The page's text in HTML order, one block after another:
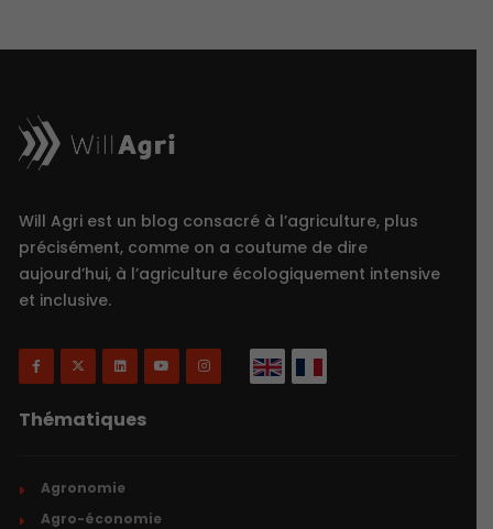
Will Agri est un blog consacré à l’agriculture, plus
précisément, comme on a coutume de dire
aujourd’hui, à l’agriculture écologiquement intensive
et inclusive.
Thématiques
Agronomie
Agro-économie